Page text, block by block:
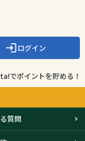
ログイン
でポイントを貯める！
質問